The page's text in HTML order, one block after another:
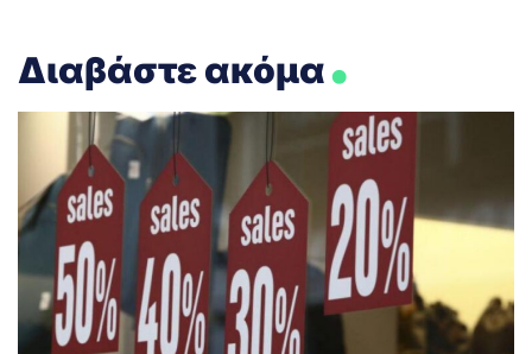
Διαβάστε ακόμα.